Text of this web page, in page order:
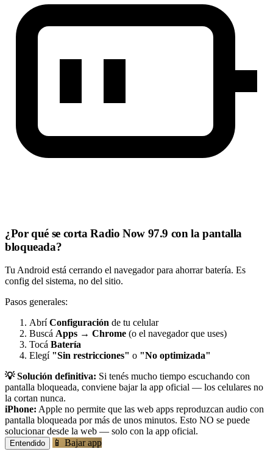
¿Por qué se corta Radio Now 97.9 con la pantalla
bloqueada?
Tu Android está cerrando el navegador para ahorrar batería. Es
config del sistema, no del sitio.
Pasos generales:
AbríConfiguración de tu celular
Buscá Apps → Chrome (o el navegador que uses)
Tocá Batería
Elegí "Sin restricciones" o "No optimizada"
💡 Solución definitiva: Si tenés mucho tiempo escuchando con
pantalla bloqueada, conviene bajar la app oficial — los celulares no
la cortan nunca.
iPhone: Apple no permite que las web apps reproduzcan audio con
pantalla bloqueada por más de unos minutos. Esto NO se puede
solucionar desde la web — solo con la app oficial.
Entendido 📱 Bajar app